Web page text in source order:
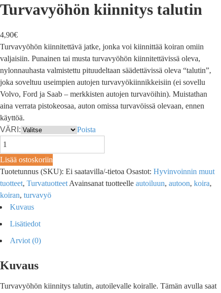
Turvavyöhön kiinnitys talutin
4,90€
Turvavyöhön kiinnitettävä jatke, jonka voi kiinnittää koiran omiin
valjaisiin. Punainen tai musta turvavyöhön kiinnitettävissä oleva,
nylonnauhasta valmistettu pituudeltaan säädettävissä oleva “talutin”,
joka soveltuu useimpien autojen turvavyökiinnikkeisiin (ei sovellu
Volvo, Ford ja Saab – merkkisten autojen turvavöihin). Muistathan
aina verrata pistokeosaa, auton omissa turvavöissä olevaan, ennen
käyttöä.
VÄRI:
Poista
Lisää ostoskoriin
Tuotetunnus (SKU): Ei saatavilla/-tietoa Osastot: Hyvinvoinnin muut
tuotteet, Turvatuotteet Avainsanat tuotteelle autoiluun, autoon, koira,
koiran, turvavyö
Kuvaus
Lisätiedot
Arviot (0)
Kuvaus
Turvavyöhön kiinnitys talutin, autoilevalle koiralle. Tämän avulla saat